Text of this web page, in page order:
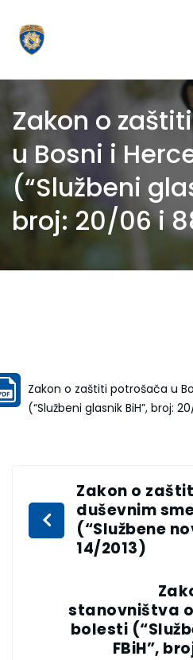
Zakon o
u Bosni i
(“Službeni
broj: 20/06 i
Zakon o zaštiti potrošača u
(“Službeni glasnik BiH”, broj:
Zakon o
duševnim
(“Službene
14/2013)
stanovništva
bolesti
FBiH”,